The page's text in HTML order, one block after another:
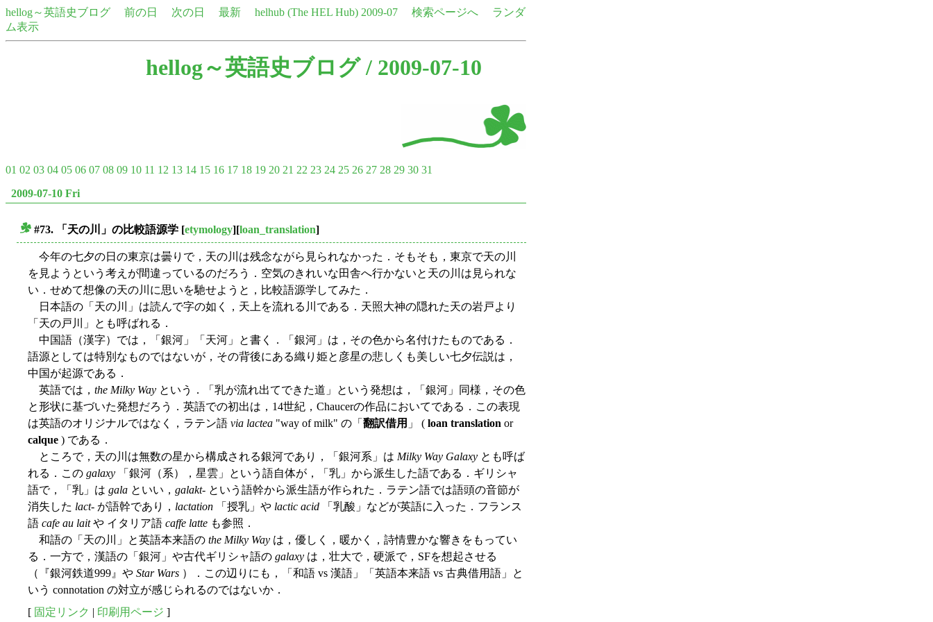
hellog～英語史ブログ 前の日 次の日 最新 helhub (The HEL Hub) 2009-07 検索ページへ
ランダ
ム表示
hellog～英語史ブログ/ 2009-07-10
01 02 03 04 05 06 07 08 09 10 11 12 13 14 15 16 17 18 19 20 21 22 23 24 25 26 27 28 29 30 31
2009-07-10 Fri
#73. 「天の川」の比較語源学 [etymology][loan_translation]
今年の七夕の日の東京は曇りで，天の川は残念ながら見られなかった．そもそも，東京で天の川
を見ようという考えが間違っているのだろう．空気のきれいな田舎へ行かないと天の川は見られな
い．せめて想像の天の川に思いを馳せようと，比較語源学してみた．
日本語の「天の川」は読んで字の如く，天上を流れる川である．天照大神の隠れた天の岩戸より
「天の戸川」とも呼ばれる．
中国語（漢字）では，「銀河」「天河」と書く．「銀河」は，その色から名付けたものである．
語源としては特別なものではないが，その背後にある織り姫と彦星の悲しくも美しい七夕伝説は，
中国が起源である．
英語では， the Milky Way という．「乳が流れ出てできた道」という発想は，「銀河」同様，その色
と形状に基づいた発想だろう．英語での初出は，14世紀，Chaucerの作品においてである．この表現
は英語のオリジナルではなく，ラテン語 via lactea "way of milk" の「 翻訳借用 」 ( loan translation or
calque ) である．
ところで，天の川は無数の星から構成される銀河であり，「銀河系」は Milky Way Galaxy とも呼ば
れる．この galaxy 「銀河（系），星雲」という語自体が，「乳」から派生した語である．ギリシャ
語で，「乳」は gala といい， galakt- という語幹から派生語が作られた．ラテン語では語頭の音節が
消失した lact- が語幹であり， lactation 「授乳」や lactic acid 「乳酸」などが英語に入った．フランス
語 cafe au laitや イタリア語 caffe latte も参照．
和語の「天の川」と英語本来語の the Milky Way は，優しく，暖かく，詩情豊かな響きをもってい
る．一方で，漢語の「銀河」や古代ギリシャ語の galaxy は，壮大で，硬派で，SFを想起させる
（『銀河鉄道999』や Star Wars ）．この辺りにも，「和語 vs 漢語」「英語本来語 vs 古典借用語」と
いう connotation の対立が感じられるのではないか．
[ 固定リンク | 印刷用ページ ]